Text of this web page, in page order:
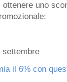
ottenere uno
settembre
il 6% con